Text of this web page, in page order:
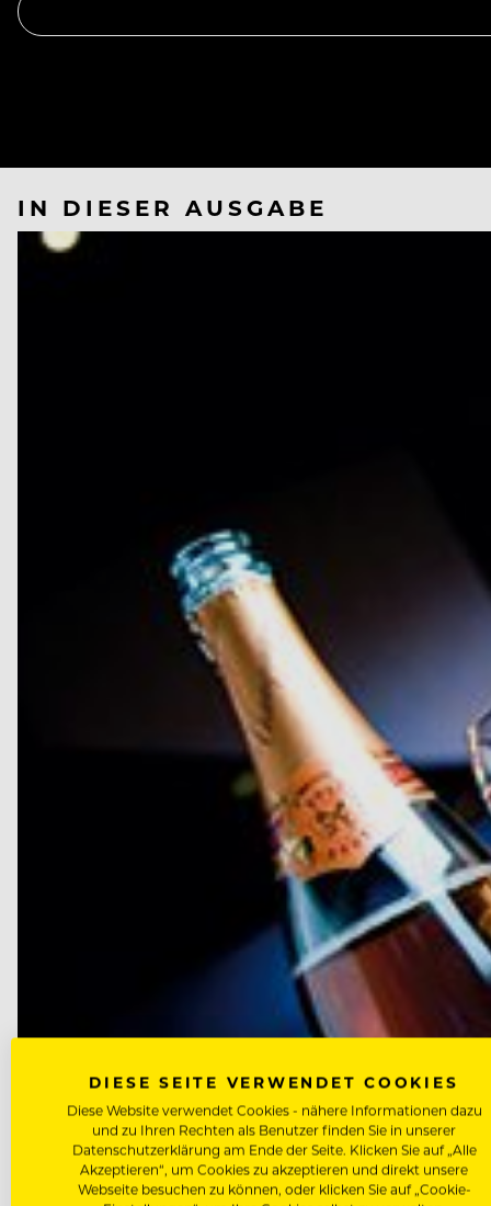
IN DIESER AUSGABE
DIESE SEITE VERWENDET COOKIES
Diese Website verwendet Cookies - nähere Informationen dazu
und zu Ihren Rechten als Benutzer finden Sie in unserer
Datenschutzerklärung am Ende der Seite. Klicken Sie auf „Alle
Akzeptieren“, um Cookies zu akzeptieren und direkt unsere
Webseite besuchen zu können, oder klicken Sie auf „Cookie-